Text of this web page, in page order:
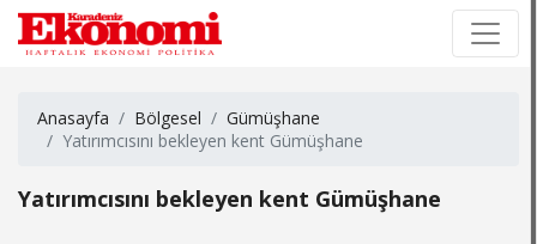
Anasayfa Bölgesel
Gümüşhane
Yatırımcısını bekleyen kent Gümüşhane
Yatırımcısını bekleyen kent Gümüşhane
×
×